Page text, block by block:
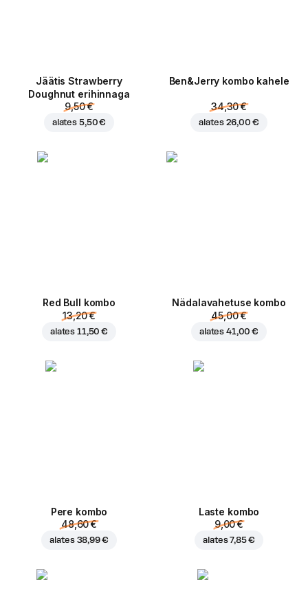
Jäätis Strawberry
Doughnut erihinnaga
9,50 €
alates 5,50 €
Ben&Jerry kombo kahele
34,30 €
alates 26,00 €
Red Bull kombo
13,20 €
alates 11,50 €
Nädalavahetuse kombo
45,00 €
alates 41,00 €
Pere kombo
48,60 €
alates 38,99 €
Laste kombo
9,00 €
alates7,85 €